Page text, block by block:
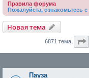
Правила форума
Пожалуйста, ознакомьтесь
Новая тема
6871 тема
Пауза